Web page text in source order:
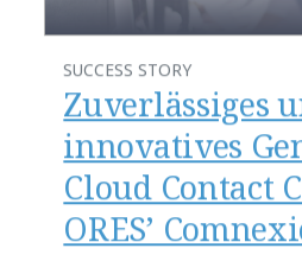
SUCCESS STORY
Zuverlässiges
innovatives
Cloud Contact
ORES’